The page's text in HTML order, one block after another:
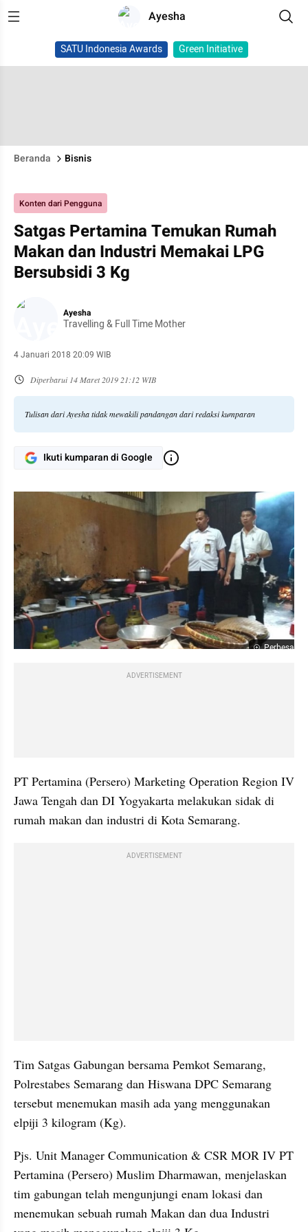
Ayesha
SATU Indonesia Awards Green Initiative
Beranda Bisnis
Konten dari Pengguna
Satgas Pertamina Temukan Rumah
Makan dan Industri Memakai LPG
Bersubsidi 3 Kg
Ayesha
Travelling & Full Time Mother
4 Januari 2018 20:09 WIB
Diperbarui 14 Maret 2019 21:12 WIB
Tulisan dari Ayesha tidak mewakili pandangan dari redaksi kumparan
Ikuti kumparan di Google
Perbesar
ADVERTISEMENT
PT Pertamina (Persero) Marketing Operation Region IV
Jawa Tengah dan DI Yogyakarta melakukan sidak di
rumah makan dan industri di Kota Semarang.
ADVERTISEMENT
Tim Satgas Gabungan bersama Pemkot Semarang,
Polrestabes Semarang dan Hiswana DPC Semarang
tersebut menemukan masih ada yang menggunakan
elpiji 3 kilogram (Kg).
Pjs. Unit Manager Communication & CSR MOR IV PT
Pertamina (Persero)‎ Muslim Dharmawan, menjelaskan
tim gabungan telah mengunjungi enam lokasi dan
menemukan sebuah rumah Makan dan dua Industri